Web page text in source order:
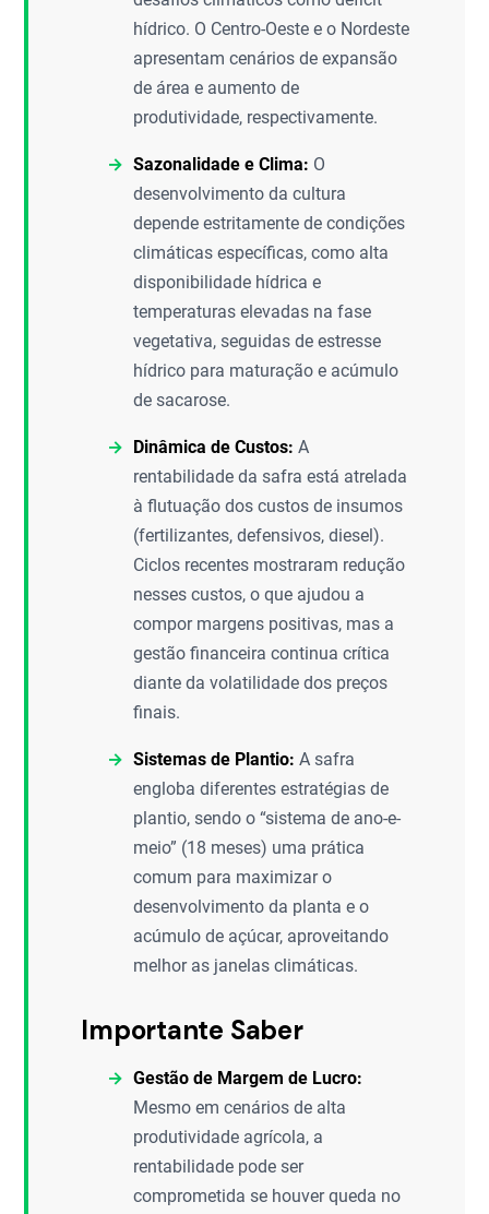
hídrico. O Centro-Oeste e o Nordeste
apresentam cenários de expansão
de área e aumento de
produtividade, respectivamente.
Sazonalidade e Clima: O
desenvolvimento da cultura
depende estritamente de condições
climáticas específicas, como alta
disponibilidade hídrica e
temperaturas elevadas na fase
vegetativa, seguidas de estresse
hídrico para maturação e acúmulo
de sacarose.
Dinâmica de Custos: A
rentabilidade da safra está atrelada
à flutuação dos custos de insumos
(fertilizantes, defensivos, diesel).
Ciclos recentes mostraram redução
nesses custos, o que ajudou a
compor margens positivas, mas a
gestão financeira continua crítica
diante da volatilidade dos preços
finais.
Sistemas de Plantio: A safra
engloba diferentes estratégias de
plantio, sendo o “sistema de ano-e-
meio” (18 meses) uma prática
comum para maximizar o
desenvolvimento da planta e o
acúmulo de açúcar, aproveitando
melhor as janelas climáticas.
Importante Saber
Gestão de Margem de Lucro:
Mesmo em cenários de alta
produtividade agrícola, a
rentabilidade pode ser
comprometida se houver queda no